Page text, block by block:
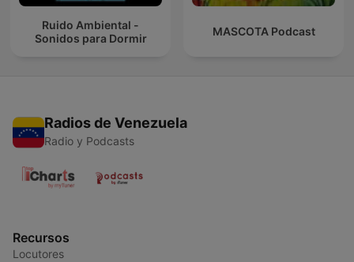
Ruido Ambiental -
Sonidos para Dormir
MASCOTA Podcast
Radios de Venezuela
Radio y Podcasts
Recursos
Locutores